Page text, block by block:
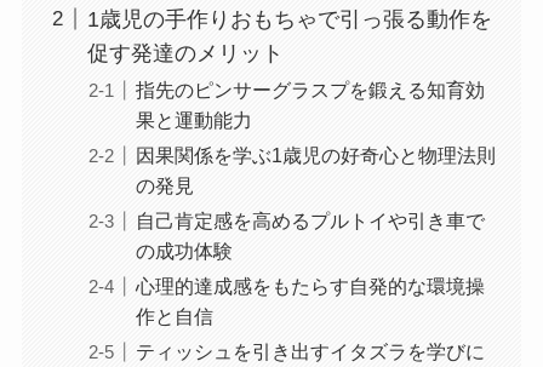
1歳児の手作りおもちゃで引っ張る動作を
促す発達のメリット
指先のピンサーグラスプを鍛える知育効
果と運動能力
因果関係を学ぶ1歳児の好奇心と物理法則
の発見
自己肯定感を高めるプルトイや引き車で
の成功体験
心理的達成感をもたらす自発的な環境操
作と自信
ティッシュを引き出すイタズラを学びに